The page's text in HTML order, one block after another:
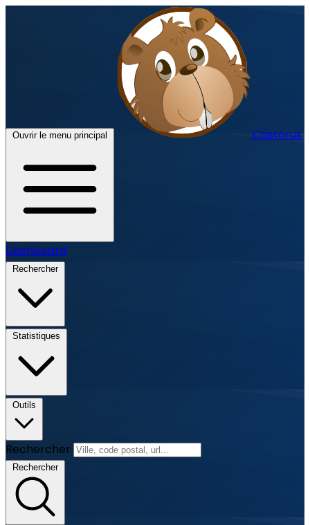
Ouvrir le menu principal Castorus
Dashboard
Rechercher
Statistiques
Outils
Rechercher
Rechercher